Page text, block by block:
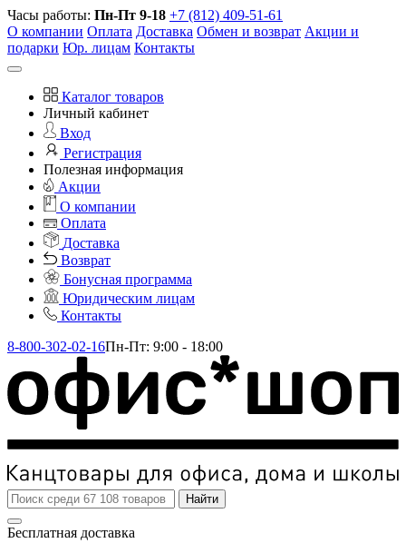
Часы работы: Пн-Пт 9-18 +7 (812) 409-51-61
О компании Оплата Доставка Обмен и возврат Акции и
подарки Юр. лицам Контакты
Каталог товаров
Личный кабинет
Вход
Регистрация
Полезная информация
Акции
О компании
Оплата
Доставка
Возврат
Бонусная программа
Юридическим лицам
Контакты
8-800-302-02-16Пн-Пт: 9:00 - 18:00
Найти
Бесплатная доставка